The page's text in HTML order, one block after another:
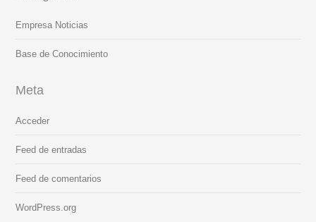
Empresa Noticias
Base de Conocimiento
Meta
Acceder
Feed de entradas
Feed de comentarios
WordPress.org